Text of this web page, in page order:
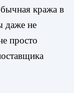
кража в
даже не
просто